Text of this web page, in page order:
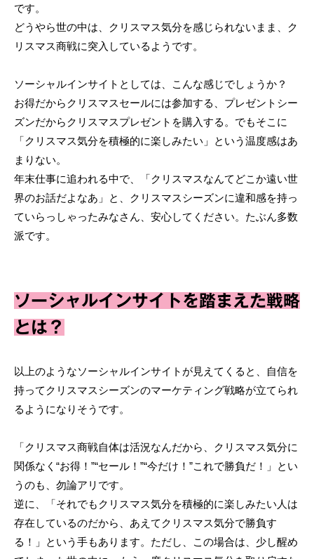
です。
どうやら世の中は、クリスマス気分を感じられないまま、ク
リスマス商戦に突入しているようです。
ソーシャルインサイトとしては、こんな感じでしょうか？
お得だからクリスマスセールには参加する、プレゼントシー
ズンだからクリスマスプレゼントを購入する。でもそこに
「クリスマス気分を積極的に楽しみたい」という温度感はあ
まりない。
年末仕事に追われる中で、「クリスマスなんてどこか遠い世
界のお話だよなあ」と、クリスマスシーズンに違和感を持っ
ていらっしゃったみなさん、安心してください。たぶん多数
派です。
ソーシャルインサイトを踏まえた戦略
とは？
以上のようなソーシャルインサイトが見えてくると、自信を
持ってクリスマスシーズンのマーケティング戦略が立てられ
るようになりそうです。
「クリスマス商戦自体は活況なんだから、クリスマス気分に
関係なく“お得！”“セール！”“今だけ！”これで勝負だ！」とい
うのも、勿論アリです。
逆に、「それでもクリスマス気分を積極的に楽しみたい人は
存在しているのだから、あえてクリスマス気分で勝負す
る！」という手もあります。ただし、この場合は、少し醒め